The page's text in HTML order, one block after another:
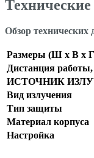
Обзор технических
Размеры (Ш x В x
Дистанция
ИСТОЧНИК
Вид излучения
Тип защиты
Материал корпуса
Настройка